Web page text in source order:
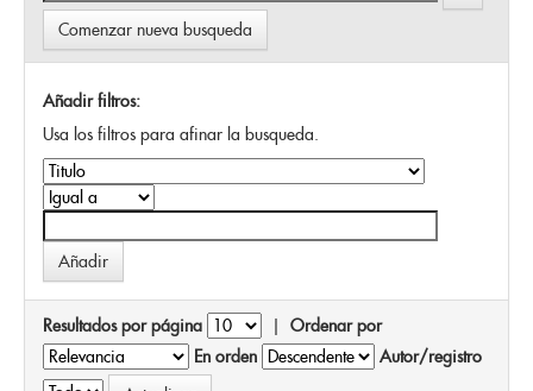
Comenzar nueva busqueda
Añadir filtros:
Usa los filtros para afinar la busqueda.
Resultados por página | Ordenar por
En orden
Autor/registro